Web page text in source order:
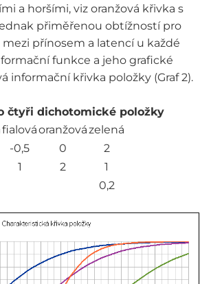
a horšími, viz oranžová křivka s
přiměřenou obtížností pro
přínosem a latencí u každé
funkce a jeho grafické
informační křivka položky (Graf 2).
čtyři dichotomické položky
fialováoranžovázelená
-0,5 0
2
1 2
1
0,2